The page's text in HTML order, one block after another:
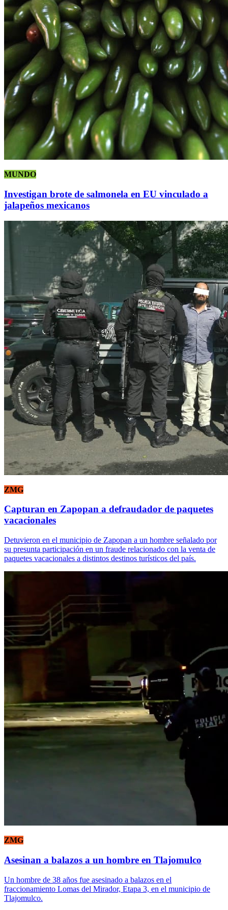
MUNDO
Investigan brote de salmonela en EU vinculado a
jalapeños mexicanos
ZMG
Capturan en Zapopan a defraudador de paquetes
vacacionales
Detuvieron en el municipio de Zapopan a un hombre señalado por
su presunta participación en un fraude relacionado con la venta de
paquetes vacacionales a distintos destinos turísticos del país.
ZMG
Asesinan a balazos a un hombre en Tlajomulco
Un hombre de 38 años fue asesinado a balazos en el
fraccionamiento Lomas del Mirador, Etapa 3, en el municipio de
Tlajomulco.